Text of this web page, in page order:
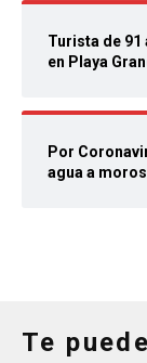
Turista de
en Playa
Por
agua a
Te